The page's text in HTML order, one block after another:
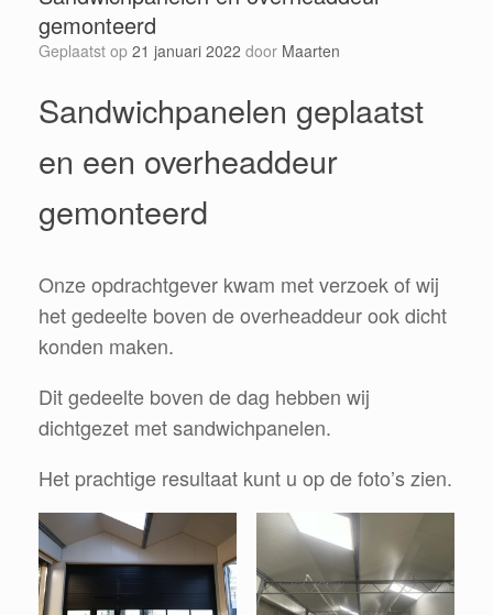
gemonteerd
Geplaatst op 21 januari 2022 door Maarten
Sandwichpanelen geplaatst
en een overheaddeur
gemonteerd
Onze opdrachtgever kwam met verzoek of wij
het gedeelte boven de overheaddeur ook dicht
konden maken.
Dit gedeelte boven de dag hebben wij
dichtgezet met sandwichpanelen.
Het prachtige resultaat kunt u op de foto’s zien.